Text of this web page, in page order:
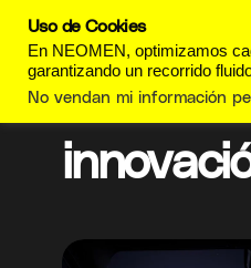
Uso de Cookies
En NEOMEN, optimizamos
garantizando un recorrido
No vendan mi información